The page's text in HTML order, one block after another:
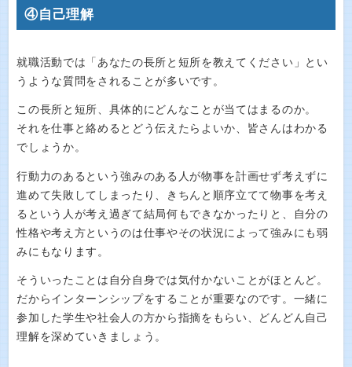
④自己理解
就職活動では「あなたの長所と短所を教えてください」とい
うような質問をされることが多いです。
この長所と短所、具体的にどんなことが当てはまるのか。
それを仕事と絡めるとどう伝えたらよいか、皆さんはわかる
でしょうか。
行動力のあるという強みのある人が物事を計画せず考えずに
進めて失敗してしまったり、きちんと順序立てて物事を考え
るという人が考え過ぎて結局何もできなかったりと、自分の
性格や考え方というのは仕事やその状況によって強みにも弱
みにもなります。
そういったことは自分自身では気付かないことがほとんど。
だからインターンシップをすることが重要なのです。一緒に
参加した学生や社会人の方から指摘をもらい、どんどん自己
理解を深めていきましょう。